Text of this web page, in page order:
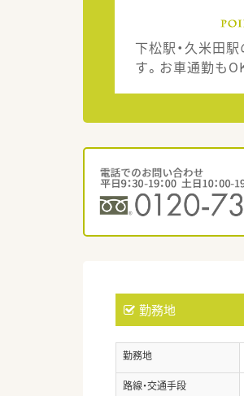
下松駅・久米田
す。お車通勤も
勤務地
勤務地
路線・交通手段